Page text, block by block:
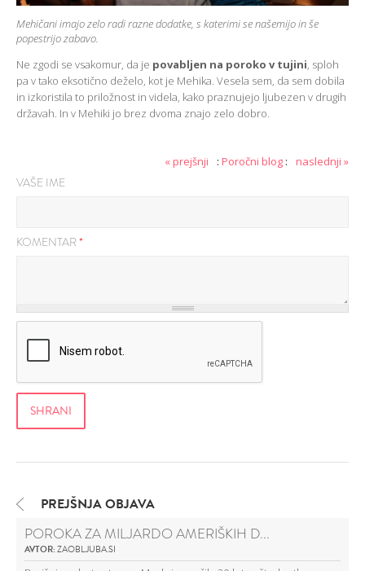
Mehičani imajo zelo radi razne dodatke, s katerimi se našemijo in še
popestrijo zabavo.
Ne zgodi se vsakomur, da je povabljen na poroko v tujini, sploh
pa v tako eksotično deželo, kot je Mehika. Vesela sem, da sem dobila
in izkoristila to priložnost in videla, kako praznujejo ljubezen v drugih
državah. In v Mehiki jo brez dvoma znajo zelo dobro.
« prejšnji : Poročni blog : naslednji »
VAŠE IME
KOMENTAR *
PREJŠNJA OBJAVA
POROKA ZA MILJARDO AMERIŠKIH D...
AVTOR:ZAOBLJUBA.SI